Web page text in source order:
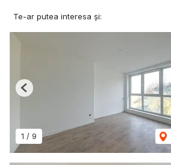
Te-ar putea interesa și:
1 / 9
Previous